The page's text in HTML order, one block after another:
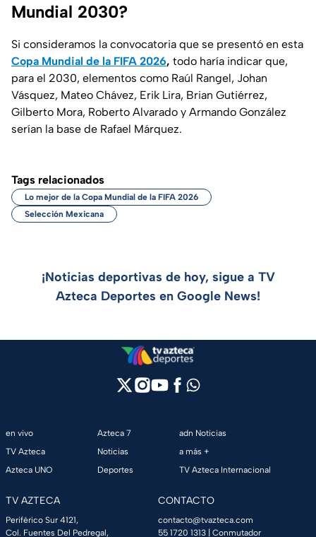
Mundial 2030?
Si consideramos la convocatoria que se presentó en esta
Copa Mundial de la FIFA 2026, todo haría indicar que,
para el 2030, elementos como Raúl Rangel, Johan
Vásquez, Mateo Chávez, Erik Lira, Brian Gutiérrez,
Gilberto Mora, Roberto Alvarado y Armando González
serían la base de Rafael Márquez.
Tags relacionados
Lo mejor de la Copa Mundial de la FIFA 2026
Selección Mexicana
¡Noticias deportivas de hoy, sigue a TV
Azteca Deportes en Google News!
en vivo
TV Azteca
Azteca UNO
Azteca 7
Noticias
Deportes
adn Noticias
a más +
TV Azteca Internacional
TV AZTECA
Periférico Sur 4121,
Col. Fuentes Del Pedregal,
CONTACTO
contacto@tvazteca.com
55 1720 1313 | Conmutador